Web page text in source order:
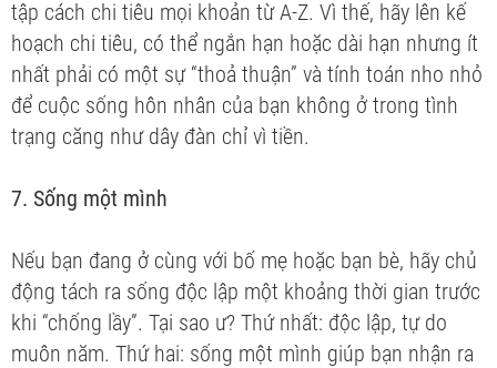
tập cách chi tiêu mọi khoản từ A-Z. Vì thế, hãy lên kế
hoạch chi tiêu, có thể ngắn hạn hoặc dài hạn nhưng ít
nhất phải có một sự “thoả thuận” và tính toán nho nhỏ
để cuộc sống hôn nhân của bạn không ở trong tình
trạng căng như dây đàn chỉ vì tiền.
7. Sống một mình
Nếu bạn đang ở cùng với bố mẹ hoặc bạn bè, hãy chủ
động tách ra sống độc lập một khoảng thời gian trước
khi “chống lầy”. Tại sao ư? Thứ nhất: độc lập, tự do
muôn năm. Thứ hai: sống một mình giúp bạn nhận ra